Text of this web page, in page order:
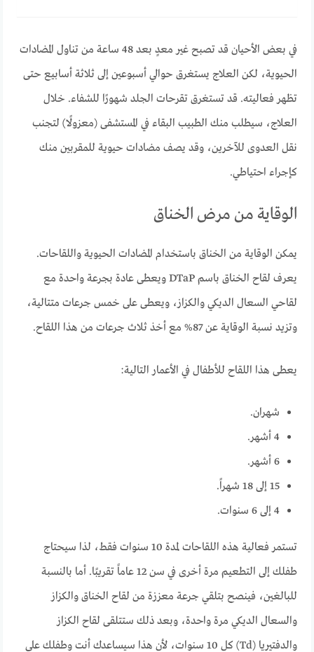
في بعض الأحيان قد تصبح غير معدٍ بعد 48 ساعة من تناول المضادات
الحيوية، لكن العلاج يستغرق حوالي أسبوعين إلى ثلاثة أسابيع حتى
تظهر فعاليته. قد تستغرق تقرحات الجلد شهورًا للشفاء. خلال
العلاج، سيطلب منك الطبيب البقاء في المستشفى (معزولًا) لتجنب
نقل العدوى للآخرين، وقد يصف مضادات حيوية للمقربين منك
كإجراء احتياطي.
الوقاية من مرض الخناق
يمكن الوقاية من الخناق باستخدام المضادات الحيوية واللقاحات.
يعرف لقاح الخناق باسم DTaP ويعطى عادة بجرعة واحدة مع
لقاحي السعال الديكي والكزاز، ويعطى على خمس جرعات متتالية،
وتزيد نسبة الوقاية عن 87% مع أخذ ثلاث جرعات من هذا اللقاح.
يعطى هذا اللقاح للأطفال في الأعمار التالية:
شهران.
4 أشهر.
6 أشهر.
15 إلى 18 شهراً.
4 إلى 6 سنوات.
تستمر فعالية هذه اللقاحات لمدة 10 سنوات فقط، لذا سيحتاج
طفلك إلى التطعيم مرة أخرى في سن 12 عاماً تقريبًا. أما بالنسبة
للبالغين، فينصح بتلقي جرعة معززة من لقاح الخناق والكزاز
والسعال الديكي مرة واحدة، وبعد ذلك ستتلقى لقاح الكزاز
والدفتيريا (Td) كل 10 سنوات، لأن هذا سيساعدك أنت وطفلك على